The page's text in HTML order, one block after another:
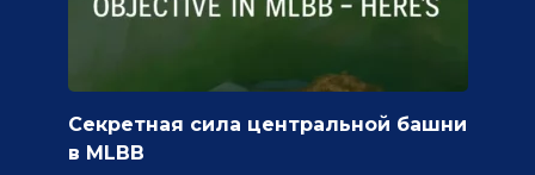
Секретная сила центральной башни
в MLBB